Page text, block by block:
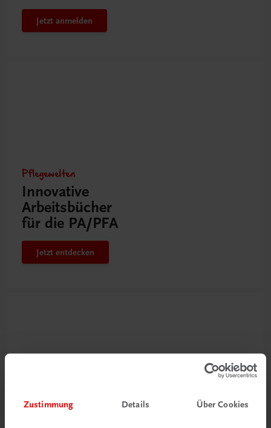
Zustimmung Details Über Cookies
Jetzt anmelden
Pflegewelten
Innovative
Arbeitsbücher
für die PA/PFA
Jetzt entdecken